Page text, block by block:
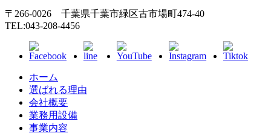
〒266-0026 千葉県千葉市緑区古市場町474-40
TEL:043-208-4456
ホーム
選ばれる理由
会社概要
業務用設備
事業内容